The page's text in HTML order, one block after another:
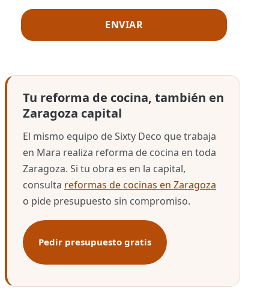
Tu reforma de cocina, también en
Zaragoza capital
El mismo equipo de Sixty Deco que trabaja
en Mara realiza reforma de cocina en toda
Zaragoza. Si tu obra es en la capital,
consulta reformas de cocinas en Zaragoza
o pide presupuesto sin compromiso.
Pedir presupuesto gratis